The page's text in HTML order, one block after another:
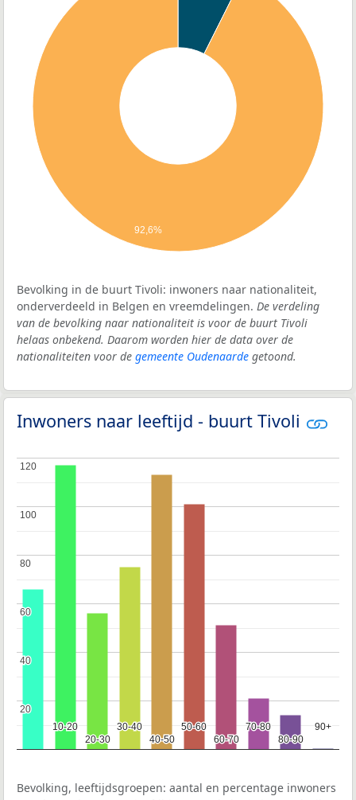
92,6%
Bevolking in de buurt Tivoli: inwoners naar nationaliteit,
onderverdeeld in Belgen en vreemdelingen. De verdeling
van de bevolking naar nationaliteit is voor de buurt Tivoli
helaas onbekend. Daarom worden hier de data over de
nationaliteiten voor de gemeente Oudenaarde getoond.
Inwoners naar leeftijd - buurt Tivoli
10-20
10-20
20-30
20-30
30-40
30-40
40-50
40-50
50-60
50-60
60-70
60-70
70-80
70-80
80-90
80-90
90+
90+
20
20
40
40
60
60
80
80
100
100
120
120
Bevolking, leeftijdsgroepen: aantal en percentage inwoners